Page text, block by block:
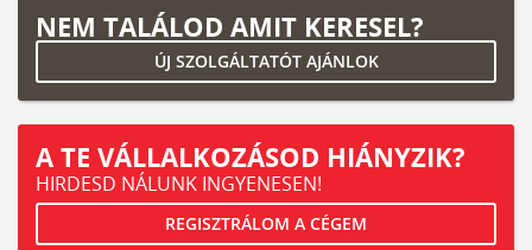
NEM TALÁLOD AMIT KERESEL?
ÚJ SZOLGÁLTATÓT AJÁNLOK
A TE VÁLLALKOZÁSOD HIÁNYZIK?
HIRDESD NÁLUNK INGYENESEN!
REGISZTRÁLOM A CÉGEM